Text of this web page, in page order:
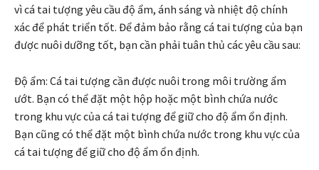
vì cá tai tượng yêu cầu độ ẩm, ánh sáng và nhiệt độ chính
xác để phát triển tốt. Để đảm bảo rằng cá tai tượng của bạn
được nuôi dưỡng tốt, bạn cần phải tuân thủ các yêu cầu sau:
Độ ẩm: Cá tai tượng cần được nuôi trong môi trường ẩm
ướt. Bạn có thể đặt một hộp hoặc một bình chứa nước
trong khu vực của cá tai tượng để giữ cho độ ẩm ổn định.
Bạn cũng có thể đặt một bình chứa nước trong khu vực của
cá tai tượng để giữ cho độ ẩm ổn định.